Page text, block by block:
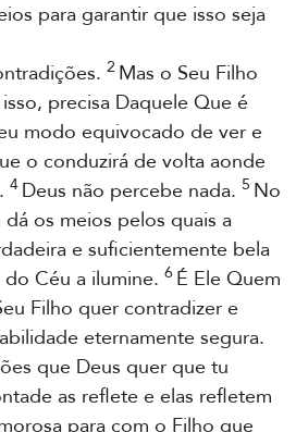
para garantir que isso seja
2 Mas o Seu Filho
precisa Daquele Que é
modo equivocado de ver e
o conduzirá de volta aonde
4 Deus não percebe nada. 5 No
os meios pelos quais a
e suficientemente bela
Céu a ilumine. 6 É Ele Quem
Filho quer contradizer e
eternamente segura.
que Deus quer que tu
as reflete e elas refletem
para com o Filho que